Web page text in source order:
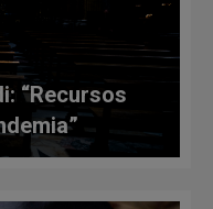
“Recursos